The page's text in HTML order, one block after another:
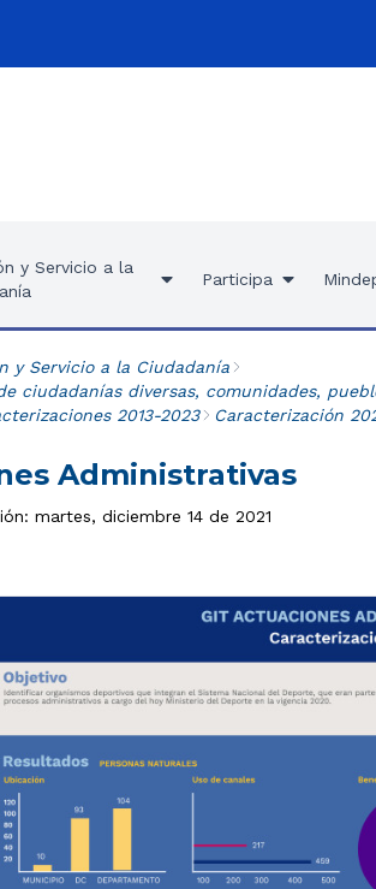
y Servicio a la
Participa
y Servicio a la Ciudadanía
ciudadanías diversas, comunidades,
2013-2023
Caracterización
Administrativas
martes, diciembre 14 de 2021